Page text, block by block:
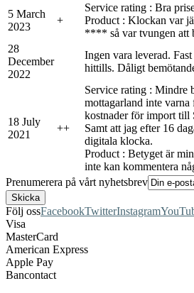
5 March
2023
+
Service rating : Bra
Product : Klockan var
**** så var tvungen att
28
December
2022
Ingen vara leverad.
hittills. Dåligt
18 July
2021
++
Service rating : Mindre
mottagarland inte
kostnader för import till
Samt att jag efter 16
digitala klocka.
Product : Betyget är
inte kan kommentera
Prenumerera på vårt nyhetsbrev
Följ ossFacebookTwitterInstagram
Visa
MasterCard
American Express
Apple Pay
Bancontact